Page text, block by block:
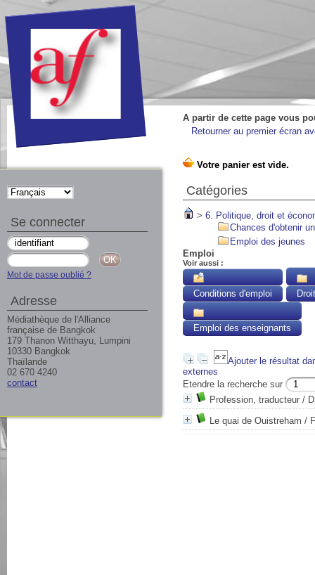
A partir de cette page vous
Retourner au premier écran
Catégories
> 6. Politique, droit et
Chances d'obtenir
Emploi des jeunes
Emploi
Voir aussi :
Conditions d'emploi
Emploi des enseignants
Ajouter le résultat
externes
Etendre la recherche sur
Profession, traducteur /
Le quai de Ouistreham /
Se connecter
Mot de passe oublié ?
Adresse
Médiathèque de l'Alliance
française de Bangkok
179 Thanon Witthayu, Lumpini
10330 Bangkok
Thaïlande
02 670 4240
contact